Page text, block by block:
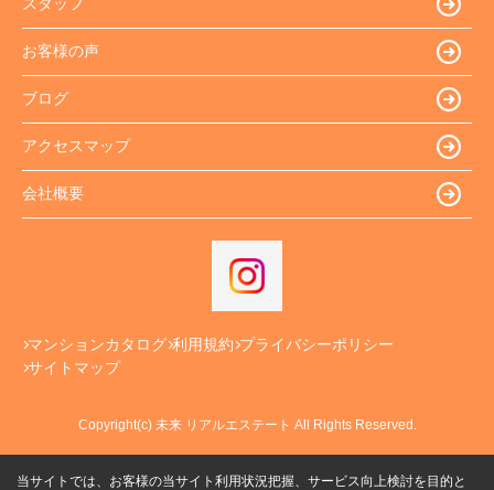
お客様の声
ブログ
アクセスマップ
会社概要
マンションカタログ 利用規約 プライバシーポリシー
サイトマップ
Copyright(c) 未来 リアルエステート All Rights Reserved.
当サイトでは、お客様の当サイト利用状況把握、サービス向上検討を目的と